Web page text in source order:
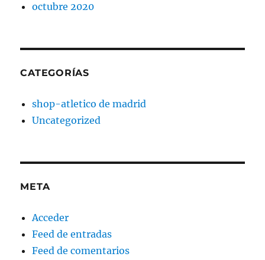
octubre 2020
CATEGORÍAS
shop-atletico de madrid
Uncategorized
META
Acceder
Feed de entradas
Feed de comentarios